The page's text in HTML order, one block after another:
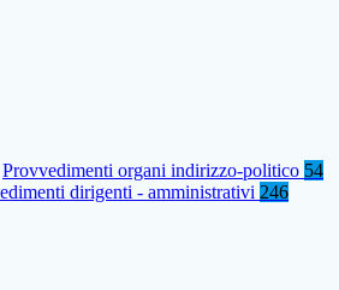
Provvedimenti organi indirizzo-politico 54
dirigenti - amministrativi 246